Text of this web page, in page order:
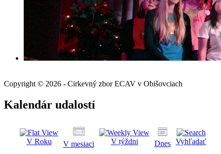
Copyright © 2026 - Cirkevný zbor ECAV v Obišovciach
Kalendár udalostí
V Roku V mesiaci V týždni Dnes Vyhľadať